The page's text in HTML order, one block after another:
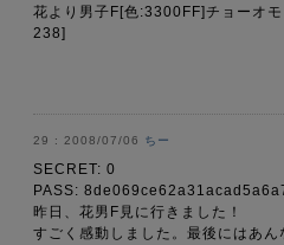
花より男子F[色:3300FF]チョーオ
238]
2008/07/06 ちー
SECRET: 0
PASS:
昨日、花男F見に行きました！
すごく感動しました。最後にはあ